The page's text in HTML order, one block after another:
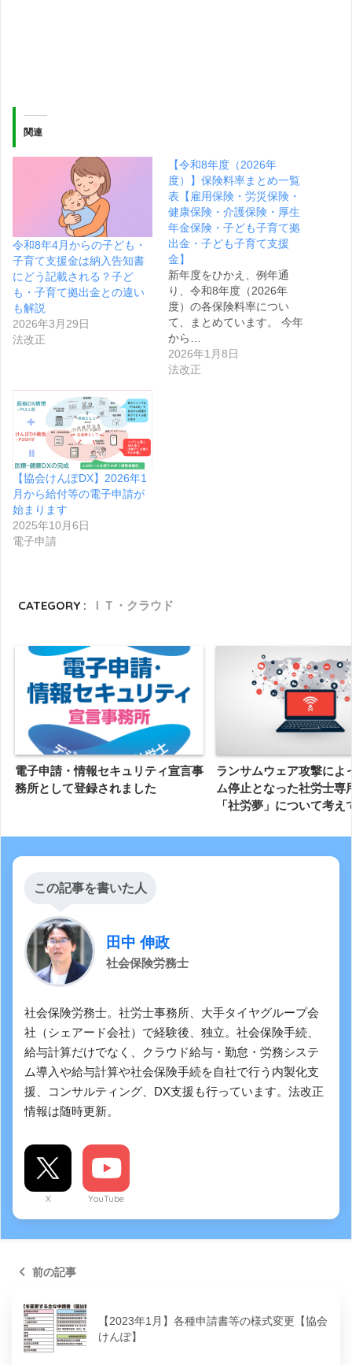
関連
令和8年4月からの子ども・
子育て支援金は納入告知書
にどう記載される？子ど
も・子育て拠出金との違い
も解説
2026年3月29日
法改正
【令和8年度（2026年
度）】保険料率まとめ一覧
表【雇用保険・労災保険・
健康保険・介護保険・厚生
年金保険・子ども子育て拠
出金・子ども子育て支援
金】
新年度をひかえ、例年通
り、令和8年度（2026年
度）の各保険料率につい
て、まとめています。 今年
から…
2026年1月8日
法改正
【協会けんぽDX】2026年1
月から給付等の電子申請が
始まります
2025年10月6日
電子申請
CATEGORY : ＩＴ・クラウド
電子申請・情報セキュリティ宣言事
務所として登録されました
ランサムウェア攻撃によ
ム停止となった社労士専
「社労夢」について考え
この記事を書いた人
田中 伸政
社会保険労務士
社会保険労務士。社労士事務所、大手タイヤグループ会
社（シェアード会社）で経験後、独立。社会保険手続、
給与計算だけでなく、クラウド給与・勤怠・労務システ
ム導入や給与計算や社会保険手続を自社で行う内製化支
援、コンサルティング、DX支援も行っています。法改正
情報は随時更新。
X YouTube
前の記事
【2023年1月】各種申請書等の様式変更【協会
けんぽ】